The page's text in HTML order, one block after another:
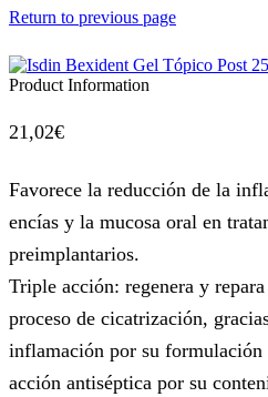
Return to previous page
Product Information
21,02€
Favorece la reducción de la
encías y la mucosa oral en
preimplantarios.
Triple acción: regenera y
proceso de cicatrización,
inflamación por su formulación
acción antiséptica por su